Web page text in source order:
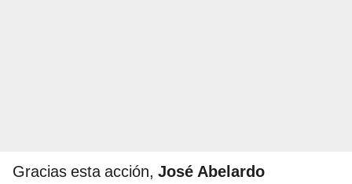
Gracias esta acción, José Abelardo